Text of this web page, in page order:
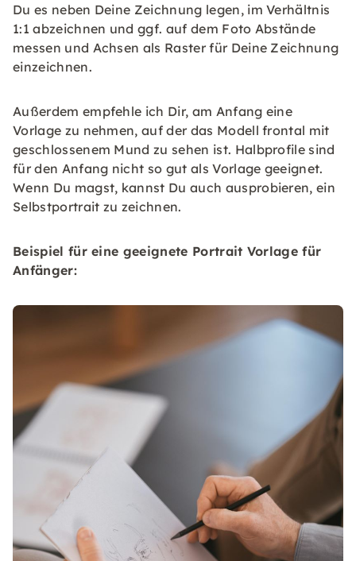
Du es neben Deine Zeichnung legen, im Verhältnis
1:1 abzeichnen und ggf. auf dem Foto Abstände
messen und Achsen als Raster für Deine Zeichnung
einzeichnen.
Außerdem empfehle ich Dir, am Anfang eine
Vorlage zu nehmen, auf der das Modell frontal mit
geschlossenem Mund zu sehen ist. Halbprofile sind
für den Anfang nicht so gut als Vorlage geeignet.
Wenn Du magst, kannst Du auch ausprobieren, ein
Selbstportrait zu zeichnen.
Beispiel für eine geeignete Portrait Vorlage für
Anfänger: